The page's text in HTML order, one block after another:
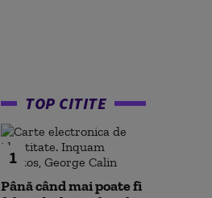
TOP CITITE
1
Până când mai poate fi